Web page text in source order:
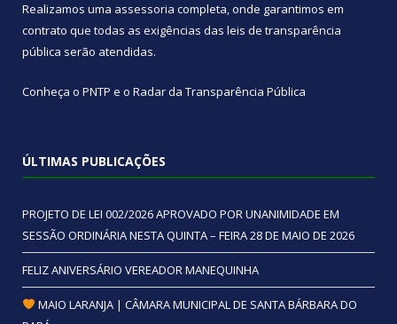
Realizamos uma assessoria completa, onde garantimos em
contrato que todas as exigências das leis de transparência
pública serão atendidas.
Conheça o PNTP e o Radar da Transparência Pública
ÚLTIMAS PUBLICAÇÕES
PROJETO DE LEI 002/2026 APROVADO POR UNANIMIDADE EM
SESSÃO ORDINÁRIA NESTA QUINTA – FEIRA 28 DE MAIO DE 2026
FELIZ ANIVERSÁRIO VEREADOR MANEQUINHA
MAIO LARANJA | CÂMARA MUNICIPAL DE SANTA BÁRBARA DO